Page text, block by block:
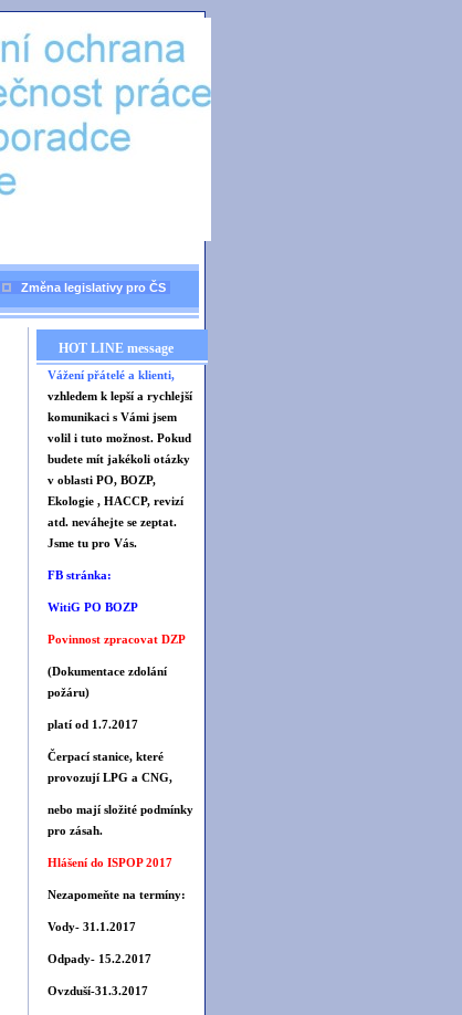
Změna legislativy pro ČS
HOT LINE message
Vážení přátelé a klienti,
vzhledem k lepší a rychlejší
komunikaci s Vámi jsem
volil i tuto možnost. Pokud
budete mít jakékoli otázky
v oblasti PO, BOZP,
Ekologie , HACCP, revizí
atd. neváhejte se zeptat.
Jsme tu pro Vás.
FB stránka:
WitiG PO BOZP
Povinnost zpracovat DZP
(Dokumentace zdolání
požáru)
platí od 1.7.2017
Čerpací stanice, které
provozují LPG a CNG,
nebo mají složité podmínky
pro zásah.
Hlášení do ISPOP 2017
Nezapomeňte na termíny:
Vody- 31.1.2017
Odpady- 15.2.2017
Ovzduší-31.3.2017